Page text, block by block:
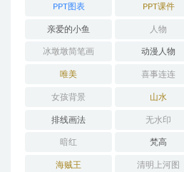
PPT图表 PPT课件
亲爱的小鱼 人物
冰墩墩简笔画 动漫人物
唯美 喜事连连
女孩背景 山水
排线画法 无水印
暗红 梵高
海贼王 清明上河图